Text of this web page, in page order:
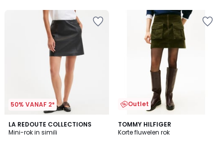
50% VANAF 2*
LA REDOUTE COLLECTIONS
Mini-rok in simili
4.6
/ 5
Outlet
TOMMY HILFIGER
Korte fluwelen rok